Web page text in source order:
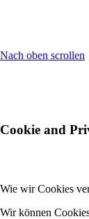
Nach oben scrollen
Cookie and
Wie wir Cookies
Wir können